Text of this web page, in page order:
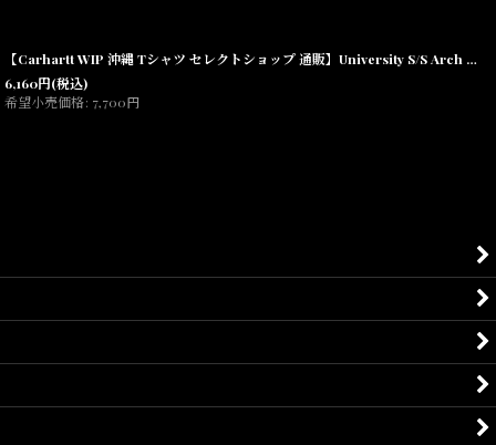
【Carhartt WIP 沖縄 Tシャツ セレクトショップ 通販】University S/S Arch Logo Tee INK Navy 半袖 ロゴ カレッジ
6,160円(税込)
希望小売価格: 7,700円